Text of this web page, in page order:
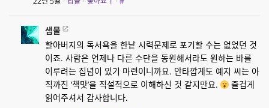
샘물
할아버지의 독서욕을 한낱 시력문제로 포기할 수는 없었던 것
이죠. 사람은 언제나 다른 수단을 동원해서라도 원하는 바를
이루려는 집념이 있기 마련이니까요. 안타깝게도 예지 씨는 아
직까진 ‘책맛’을 직설적으로 이해하신 것 같지만요.
즐겁게
읽어주셔서 감사합니다.